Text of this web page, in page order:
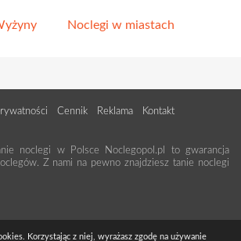
Noclegi w miastach
Cennik Reklama Kontakt
noclegi w Polsce Noclegopol.pl to gwarancja
Z nami na pewno znajdziesz tanie noclegi
Korzystając z niej, wyrażasz zgodę na używanie